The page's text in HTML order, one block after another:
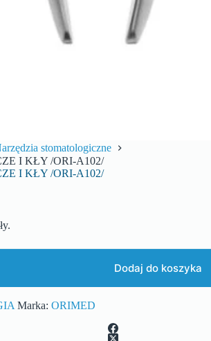
stomatologiczne
I KŁY /ORI-A102/
I KŁY /ORI-A102/
Dodaj do koszyka
Marka: ORIMED